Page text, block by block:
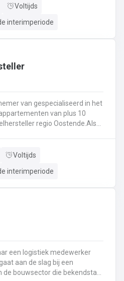
wij zoeken!
Voltijds
interimperiode
van gespecialiseerd in het
van plus 10
regio Oostende.Als
ingezet worden voor:
bakstenen;Renovatie van
beschermlaag;Herstellen
geheimen voor jou. Je weet de
aanpakken. Dan is dit zeker de job voor jou!
Voltijds
interimperiode
een logistiek medewerker
aan de slag bij een
bouwsector die bekendstaat